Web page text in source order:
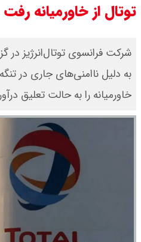
توتال از خاورمیانه رفت
شرکت فرانسوی توتال‌انرژیز در
به دلیل ناامنی‌های جاری در
خاورمیانه را به حالت تعلیق